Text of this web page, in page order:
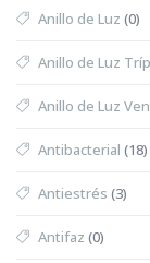
Anillo de Luz (0)
Anillo de Luz
Anillo de Luz
Antibacterial (18)
Antiestrés (3)
Antifaz (0)